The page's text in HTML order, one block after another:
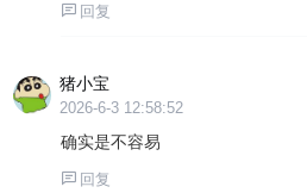
回复
猪小宝
2026-6-3 12:58:52
确实是不容易
回复